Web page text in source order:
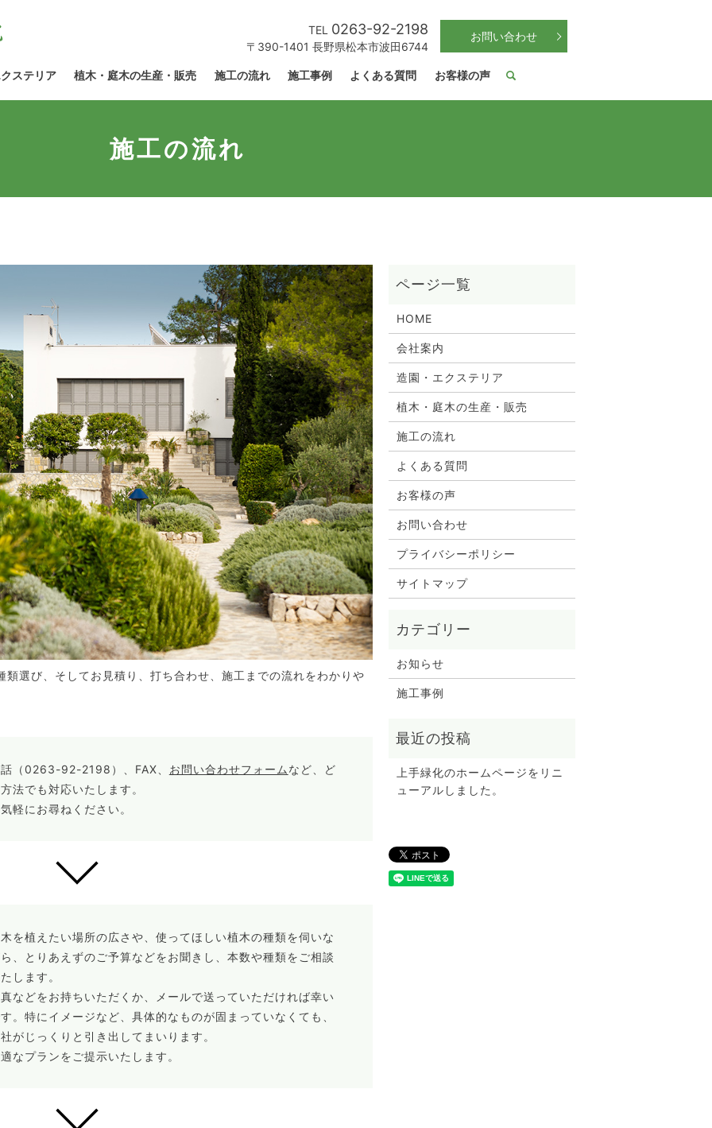
ステリア 植木・庭木の生産・販売 施工の流れ 施工事例 よくある質問 お客様の声
TEL 0263-92-2198
〒390-1401 長野県松本市波田6744
お問い合わせ
施工の流れ
選び、そしてお見積り、打ち合わせ、施工までの流れをわかりや
（0263-92-2198 ）、FAX、 お問い合わせフォーム など、ど
法でも対応いたします。
軽にお尋ねください。
を植えたい場所の広さや、使ってほしい植木の種類を伺いな
、とりあえずのご予算などをお聞きし、本数や種類をご相談
します。
などをお持ちいただくか、メールで送っていただければ幸い
。特にイメージなど、具体的なものが固まっていなくても、
がじっくりと引き出してまいります。
なプランをご提示いたします。
HOME
会社案内
造園・エクステリア
植木・庭木の生産・販売
施工の流れ
よくある質問
お客様の声
お問い合わせ
プライバシーポリシー
サイトマップ
お知らせ
施工事例
上手緑化のホームページをリニ
ューアルしました。